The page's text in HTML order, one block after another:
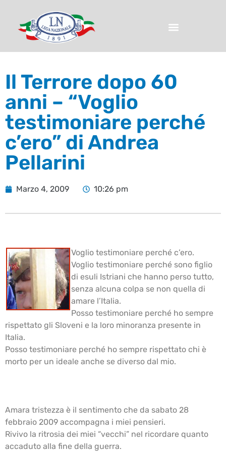
Il Terrore dopo 60
anni – “Voglio
testimoniare perché
c’ero” di Andrea
Pellarini
Marzo 4, 2009 10:26 pm
Voglio testimoniare perché c’ero.
Voglio testimoniare perché sono figlio
di esuli Istriani che hanno perso tutto,
senza alcuna colpa se non quella di
amare l’Italia.
Posso testimoniare perché ho sempre
rispettato gli Sloveni e la loro minoranza presente in
Italia.
Posso testimoniare perché ho sempre rispettato chi è
morto per un ideale anche se diverso dal mio.
Amara tristezza è il sentimento che da sabato 28
febbraio 2009 accompagna i miei pensieri.
Rivivo la ritrosia dei miei “vecchi” nel ricordare quanto
accaduto alla fine della guerra.